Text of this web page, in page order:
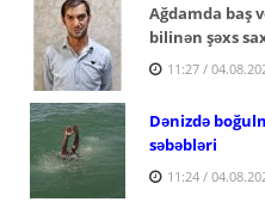
Ağdamda baş
bilinən şəxs
11:27 /
Dənizdə
səbəbləri
11:24 /